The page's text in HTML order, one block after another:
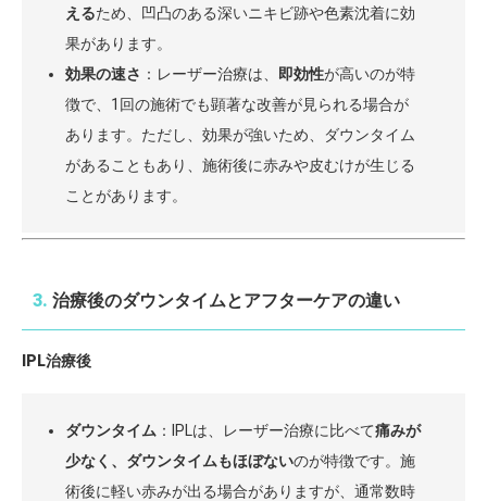
えるため、凹凸のある深いニキビ跡や色素沈着に効
果があります。
効果の速さ ：レーザー治療は、 即効性が高いのが特
徴で、1回の施術でも顕著な改善が見られる場合が
あります。ただし、効果が強いため、ダウンタイム
があることもあり、施術後に赤みや皮むけが生じる
ことがあります。
3. 治療後のダウンタイムとアフターケアの違い
IPL治療後
ダウンタイム ：IPLは、レーザー治療に比べて痛みが
少なく、ダウンタイムもほぼないのが特徴です。施
術後に軽い赤みが出る場合がありますが、通常数時